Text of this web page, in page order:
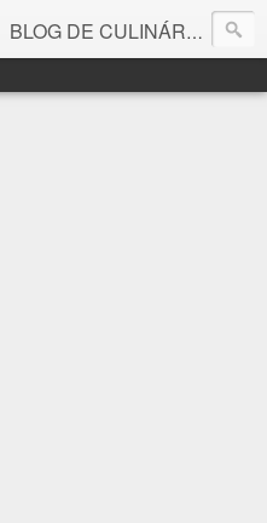
BLOG DE CULINÁRIA E GASTRONOMIA COM RECEITAS, DICAS, CURIOSIDADES GASTRONÔMICAS E MUITO MAIS.